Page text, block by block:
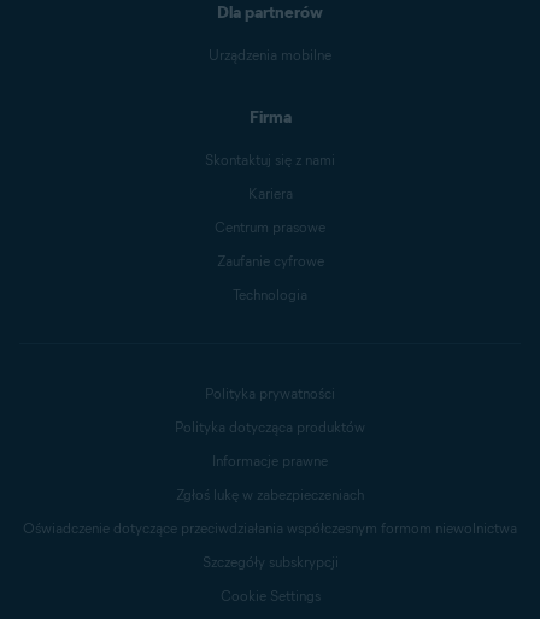
Dla partnerów
Urządzenia mobilne
Firma
Skontaktuj się z nami
Kariera
Centrum prasowe
Zaufanie cyfrowe
Technologia
Polityka prywatności
Polityka dotycząca produktów
Informacje prawne
Zgłoś lukę w zabezpieczeniach
Oświadczenie dotyczące przeciwdziałania współczesnym formom niewolnictwa
Szczegóły subskrypcji
Cookie Settings